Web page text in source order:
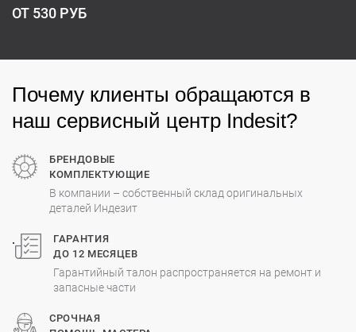
ОТ 530 РУБ
Почему клиенты обращаются в
наш сервисный центр Indesit?
БРЕНДОВЫЕ
КОМПЛЕКТУЮЩИЕ
В компании – собственный склад оригинальных
деталей Индезит
.
ГАРАНТИЯ
ДО 12 МЕСЯЦЕВ
Гарантийный талон распространяется на ремонт и
запасные части
СРОЧНАЯ